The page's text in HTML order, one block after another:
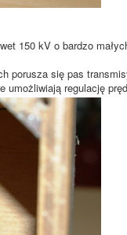
150 kV o bardzo
porusza się pas
regulację